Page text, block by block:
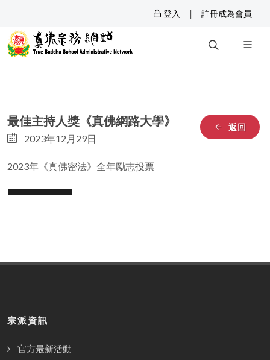
登入 | 註冊成為會員
返回
最佳主持人獎《真佛網路大學》
2023年12月29日
2023年《真佛密法》全年勵志投票
宗派資訊
官方最新活動